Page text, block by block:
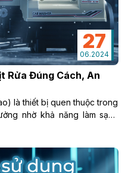
27
06.2024
Rửa Đúng Cách, An
là thiết bị quen thuộc trong
nhờ khả năng làm sạch
Tuy nhiên, nếu sử dụng
giảm tuổi thọ và gây mất an